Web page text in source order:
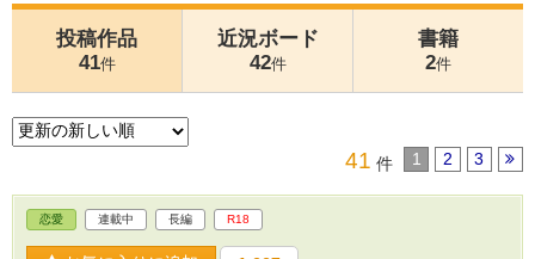
投稿作品
41件
近況ボード
42件
書籍
2件
41 件 1 2 3
恋愛 連載中 長編 R18